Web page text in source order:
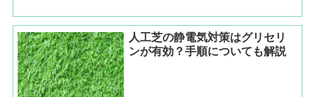
人工芝の静電気対策はグリセリ
ンが有効？手順についても解説